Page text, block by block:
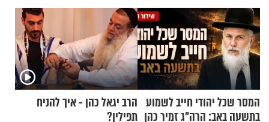
המסר שכל יהודי חייב לשמוע
בתשעה באב: הרה"ג זמיר כהן
הרב יגאל כהן - איך להניח
תפילין?